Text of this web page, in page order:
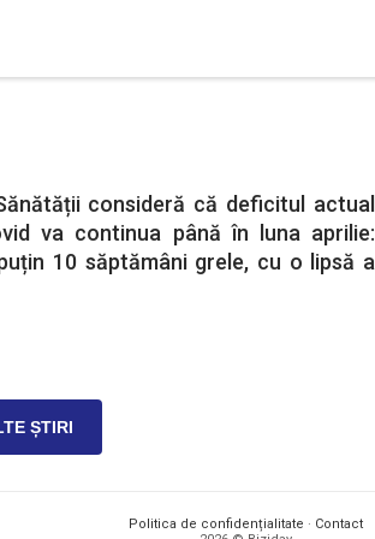
consideră că deficitul actual
va continua până în luna aprilie:
10 săptămâni grele, cu o lipsă a
ȘTIRI
Politica de confidențialitate · Contact